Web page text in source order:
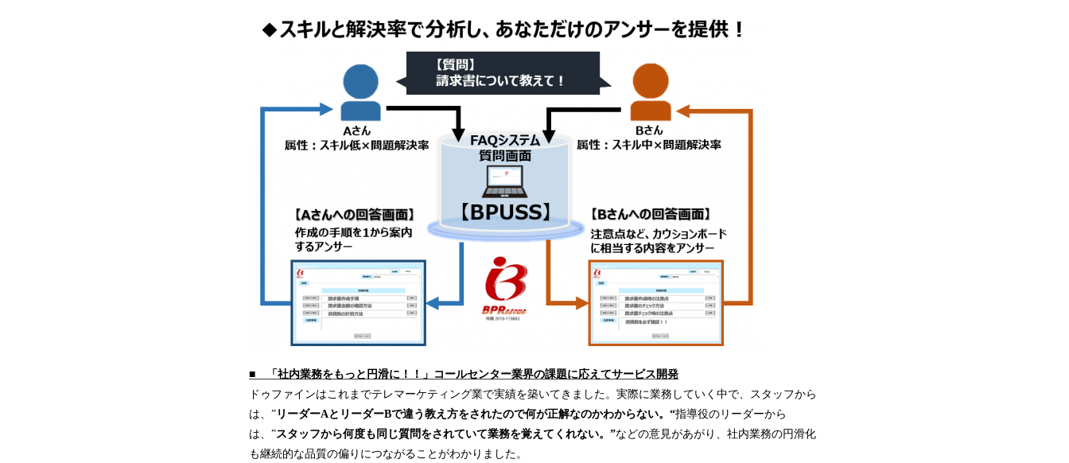
■ 「 社内業務をもっと円滑に！！」 コールセンター業界の課題に応えてサービス開発
ドゥファインはこれまでテレマーケティング業で実績を築いてきました。実際に業務していく中で、スタッフから
は、” リーダーAと リーダーBで違う教え方をされたので何が正解なのかわからない。 “指導役のリーダーから
は、”スタッフから何度も同じ質問をされていて業務を覚えてくれない。”などの意見があがり、社内業務の円滑化
も継続的な品質の偏りにつながることがわかりました。